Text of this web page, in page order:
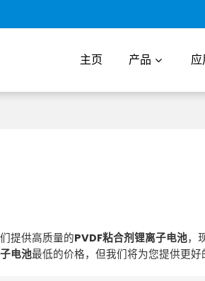
主页 产品
提供高质量的PVDF粘合剂锂离子电池，
电池最低的价格，但我们将为您提供更好